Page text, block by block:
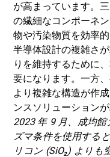
が高まっています。
の繊細なコンポーネ
物や汚染物質を効率的
半導体設計の複雑さ
りを維持するために
要になります。一方
より複雑な構造が作
ンスソリューションが
2023 年 9 月、成均
ズマ条件を使用する
リコン (SiO₂) よりも